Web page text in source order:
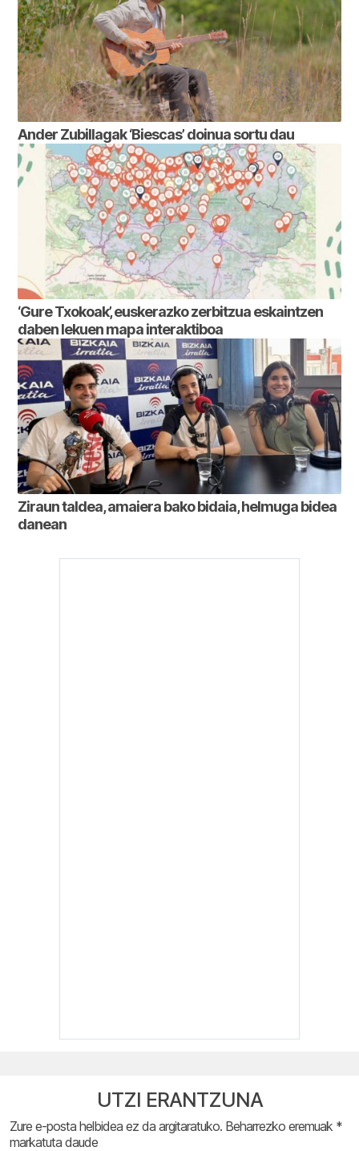
Ander Zubillagak ‘Biescas’ doinua sortu dau
‘Gure Txokoak’, euskerazko zerbitzua eskaintzen
daben lekuen mapa interaktiboa
Ziraun taldea, amaiera bako bidaia, helmuga bidea
danean
UTZI ERANTZUNA
Zure e-posta helbidea ez da argitaratuko. Beharrezko eremuak *
markatuta daude